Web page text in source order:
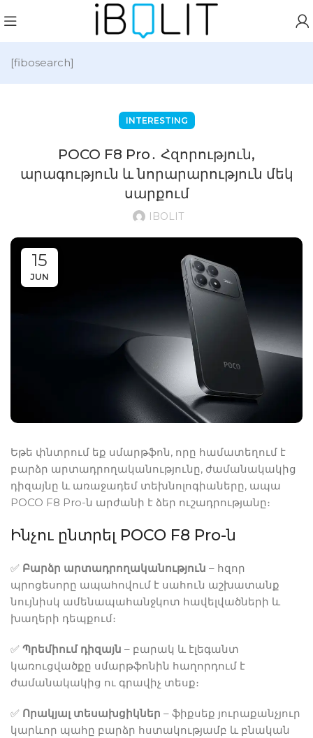
[fibosearch]
INTERESTING
POCO F8 Pro․ Հզորություն,
արագություն և նորարարություն մեկ
սարքում
IBOLIT
15
JUN
Եթե փնտրում եք սմարթֆոն, որը համատեղում է
բարձր արտադրողականությունը, ժամանակակից
դիզայնը և առաջադեմ տեխնոլոգիաները, ապա
POCO F8 Pro-ն արժանի է ձեր ուշադրությանը։
Ինչու ընտրել POCO F8 Pro-ն
✅ Բարձր արտադրողականություն – հզոր
պրոցեսորը ապահովում է սահուն աշխատանք
նույնիսկ ամենապահանջկոտ հավելվածների և
խաղերի դեպքում։
✅ Պրեմիում դիզայն – բարակ և էլեգանտ
կառուցվածքը սմարթֆոնին հաղորդում է
ժամանակակից ու գրավիչ տեսք։
✅ Որակյալ տեսախցիկներ – ֆիքսեք յուրաքանչյուր
կարևոր պահը բարձր հստակությամբ և բնական